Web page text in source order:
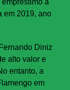
à
em 2019, ano
Diniz
alto valor e
entanto, a
em